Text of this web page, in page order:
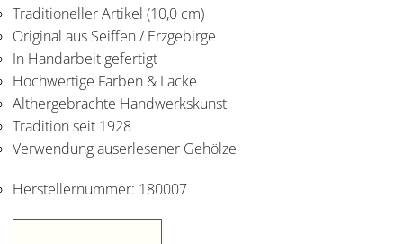
Traditioneller Artikel (10,0 cm)
Original aus Seiffen / Erzgebirge
In Handarbeit gefertigt
Hochwertige Farben & Lacke
Althergebrachte Handwerkskunst
Tradition seit 1928
Verwendung auserlesener Gehölze
Herstellernummer: 180007